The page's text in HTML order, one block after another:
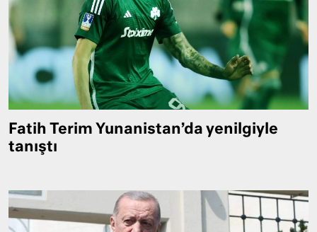
Fatih Terim Yunanistan’da yenilgiyle
tanıştı